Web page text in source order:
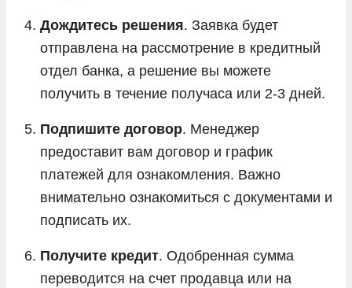
Дождитесь решения. Заявка будет
отправлена на рассмотрение в кредитный
отдел банка, а решение вы можете
получить в течение получаса или 2-3 дней.
Подпишите договор. Менеджер
предоставит вам договор и график
платежей для ознакомления. Важно
внимательно ознакомиться с документами и
подписать их.
Получите кредит. Одобренная сумма
переводится на счет продавца или на